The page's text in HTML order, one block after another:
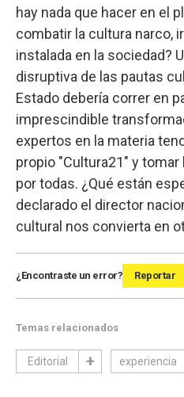
hay nada que hacer en el
combatir la cultura narco,
instalada en la sociedad?
disruptiva de las pautas
Estado debería correr en
imprescindible
expertos en la materia
propio "Cultura21" y
por todas. ¿Qué están
declarado el director
cultural nos convierta en
¿Encontraste un error? Reportar
Temas relacionados
Editorial experiencia